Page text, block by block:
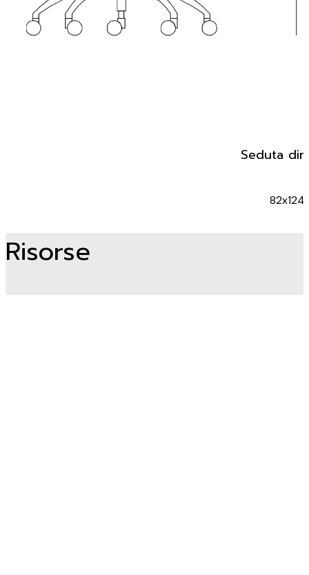
Seduta
Risorse